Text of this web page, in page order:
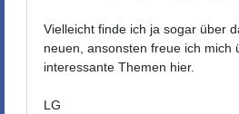
Vielleicht finde ich ja sogar über
neuen, ansonsten freue ich mich
interessante Themen hier.
LG